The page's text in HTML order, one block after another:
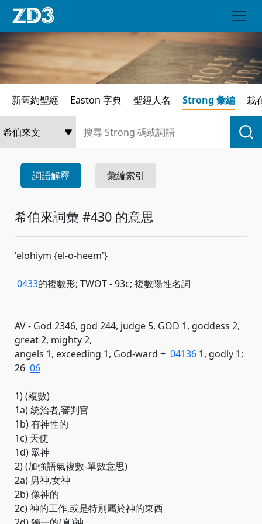
新舊約聖經 Easton 字典 聖經人名 Strong 彙編 栽
詞語解釋 彙編索引
希伯來詞彙 #430 的意思
'elohiym {el-o-heem'}
0433的複數形; TWOT - 93c; 複數陽性名詞
AV - God 2346, god 244, judge 5, GOD 1, goddess 2,
great 2, mighty 2,
angels 1, exceeding 1, God-ward + 04136 1, godly 1;
26 06
1) (複數)
1a) 統治者,審判官
1b) 有神性的
1c) 天使
1d) 眾神
2) (加強語氣複數-單數意思)
2a) 男神,女神
2b) 像神的
2c) 神的工作,或是特別屬於神的東西